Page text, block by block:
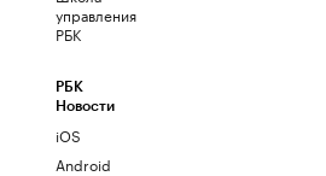
управления
РБК
РБК
Новости
iOS
Android